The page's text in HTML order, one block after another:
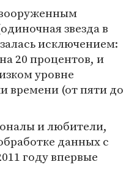
звезда в
исключением:
20 процентов, и
уровне
времени (от пяти до
и любители,
данных с
году впервые